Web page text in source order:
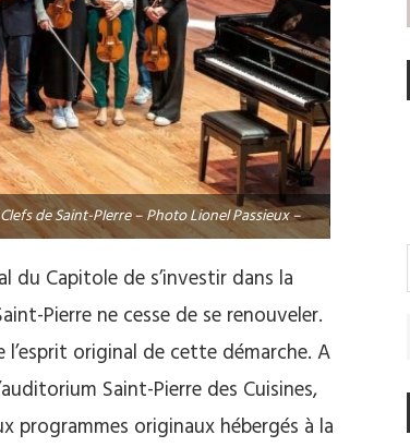
de Saint-PIerre – Photo Lionel Passieux –
du Capitole de s’investir dans la
Pierre ne cesse de se renouveler.
original de cette démarche. A
Saint-Pierre des Cuisines,
programmes originaux hébergés à la